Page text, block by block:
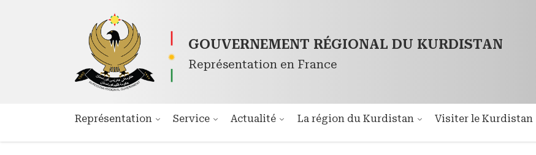
GOUVERNEMENT RÉGIONAL DU KURDISTAN
Représentation en France
Représentation Service Actualité La région du Kurdistan Visiter le Kurdistan